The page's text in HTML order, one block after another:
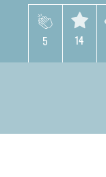
5 14